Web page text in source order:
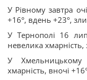
У Рівному завтра
+16°, вдень +23°,
У Тернополі 16
невелика хмарність,
У
хмарність, вночі